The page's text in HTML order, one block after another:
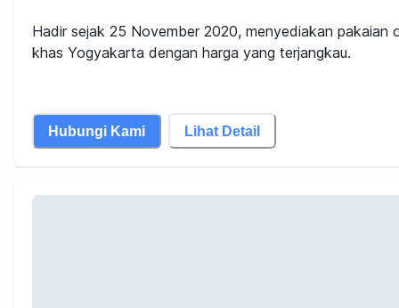
Hadir sejak 25 November 2020, menyediakan pakaian
khas Yogyakarta dengan harga yang terjangkau.
Hubungi Kami Lihat Detail